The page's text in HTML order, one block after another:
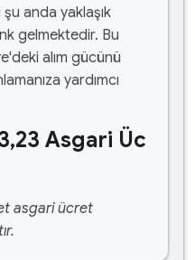
şu anda yaklaşık
gelmektedir. Bu
alım gücünü
yardımcı
Asgari Üc
asgari ücret